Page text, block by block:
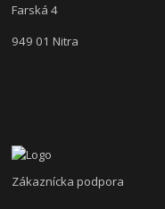
Farská 4
949 01 Nitra
Zákaznícka podpora